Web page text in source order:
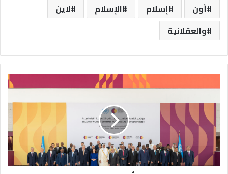
أون إسلام الإسلام
لاين
والعقلانية